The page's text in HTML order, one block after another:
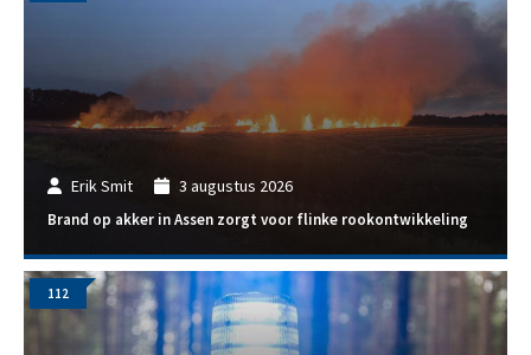
Erik Smit 3 augustus 2026
Brand op akker in Assen zorgt voor flinke rookontwikkeling
112